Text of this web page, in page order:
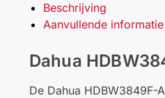
Beschrijving
Aanvullende informatie
Dahua
De Dahua HDBW3849F-